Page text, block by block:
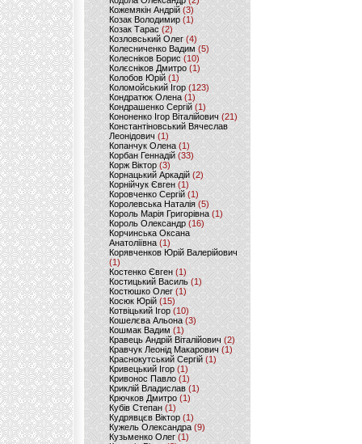
Кожемякін Андрій (3)
Козак Володимир (1)
Козак Тарас (2)
Козловський Олег(4)
Колесниченко Вадим (5)
Колесніков Борис (10)
Колєсніков Дмитро (1)
Колобов Юрій (1)
Коломойський Ігор (123)
Кондратюк Олена(1)
Кондрашенко Сергій (1)
Кононенко Ігор Віталійович (21)
Константіновський Вячеслав
Леонідович (1)
Копанчук Олена (1)
Корбан Геннадій (33)
Корж Віктор (3)
Корнацький Аркадій (2)
Корнійчук Євген (1)
Коровченко Сергій (1)
Королевська Наталія(5)
Король Марія Григорівна (1)
Король Олександр (16)
Корчинська Оксана
Анатоліївна (1)
Корявченков Юрій Валерійович
(1)
Костенко Євген (1)
Костицький Василь (1)
Костюшко Олег (1)
Косюк Юрій (15)
Котвіцький Ігор (10)
Кошелєва Альона(3)
Кошмак Вадим (1)
Кравець Андрій Віталійович (2)
Кравчук Леонід Макарович (1)
Краснокутський Сергій (1)
Кривецький Ігор (1)
Кривонос Павло (1)
Криклій Владислав (1)
Крючков Дмитро(1)
Кубів Степан(1)
Кудрявцєв Віктор (1)
Кужель Олександра (9)
Кузьменко Олег (1)